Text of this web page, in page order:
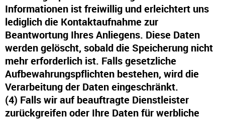
Informationen ist freiwillig und erleichtert uns
lediglich die Kontaktaufnahme zur
Beantwortung Ihres Anliegens. Diese Daten
werden gelöscht, sobald die Speicherung nicht
mehr erforderlich ist. Falls gesetzliche
Aufbewahrungspflichten bestehen, wird die
Verarbeitung der Daten eingeschränkt.
(4) Falls wir auf beauftragte Dienstleister
zurückgreifen oder Ihre Daten für werbliche